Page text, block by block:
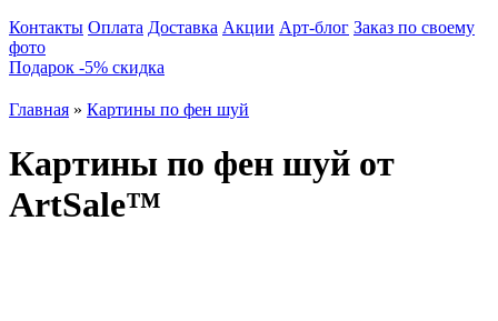
Контакты Оплата Доставка Акции Арт-блог Заказ по своему
фото
Подарок -5% скидка
Главная » Картины по фен шуй
Картины по фен шуй от
ArtSale™